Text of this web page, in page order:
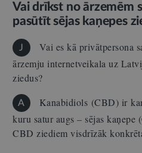
Vai drīkst no ārzemēm
pasūtīt sējas kaņepes
J
Vai es kā privātpersona
ārzemju internetveikala uz
ziedus?
A
Kanabidiols (CBD) ir
kuru satur augs – sējas
CBD ziediem visdrīzāk